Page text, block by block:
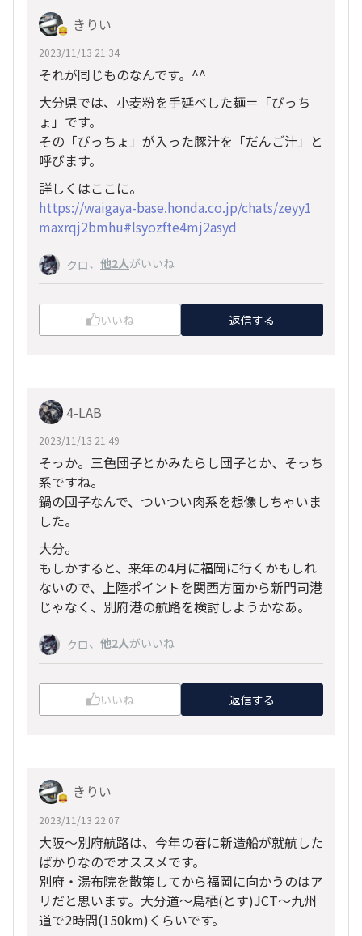
きりい
2023/11/13 21:34
それが同じものなんです。^^
大分県では、小麦粉を手延べした麺＝「びっち
ょ」です。
その「びっちょ」が入った豚汁を「だんご汁」と
呼びます。
詳しくはここに。
https://waigaya-base.honda.co.jp/chats/zeyy1
maxrqj2bmhu#lsyozfte4mj2asyd
クロ、 他2人がいいね
いいね 返信する
4-LAB
2023/11/13 21:49
そっか。三色団子とかみたらし団子とか、そっち
系ですね。
鍋の団子なんで、ついつい肉系を想像しちゃいま
した。
大分。
もしかすると、来年の4月に福岡に行くかもしれ
ないので、上陸ポイントを関西方面から新門司港
じゃなく、別府港の航路を検討しようかなあ。
クロ、 他2人がいいね
いいね 返信する
きりい
2023/11/13 22:07
大阪～別府航路は、今年の春に新造船が就航した
ばかりなのでオススメです。
別府・湯布院を散策してから福岡に向かうのはア
リだと思います。大分道～鳥栖(とす)JCT～九州
道で2時間(150km)くらいです。